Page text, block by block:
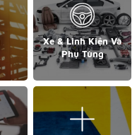
Xe & Linh Kiện Và
Phụ Tùng